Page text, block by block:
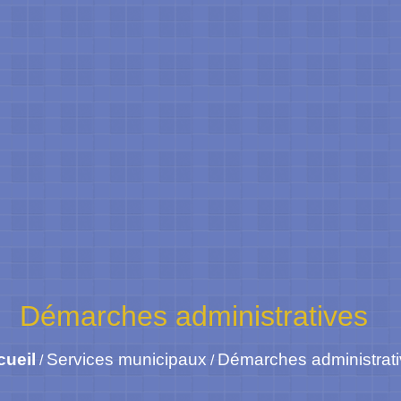
Démarches administratives
/ Services municipaux / Démarches